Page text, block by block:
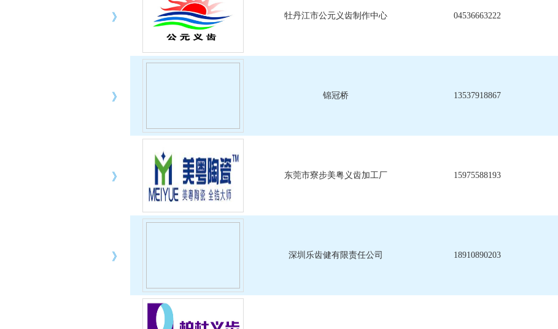
》 牡丹江市公元义齿制作中心 04536663222
》 锦冠桥 13537918867
》 东莞市寮步美粤义齿加工厂 15975588193
》 深圳乐齿健有限责任公司 18910890203